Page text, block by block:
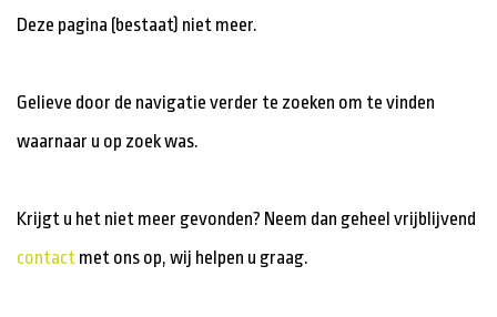
Deze pagina (bestaat) niet meer.
Gelieve door de navigatie verder te zoeken om te vinden
waarnaar u op zoek was.
Krijgt u het niet meer gevonden? Neem dan geheel vrijblijvend
contact met ons op, wij helpen u graag.